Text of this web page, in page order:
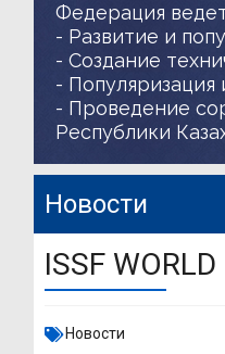
Федерация
- Развитие и
- Создание
- Популяризация
- Проведение
Республики
Новости
ISSF
Новости